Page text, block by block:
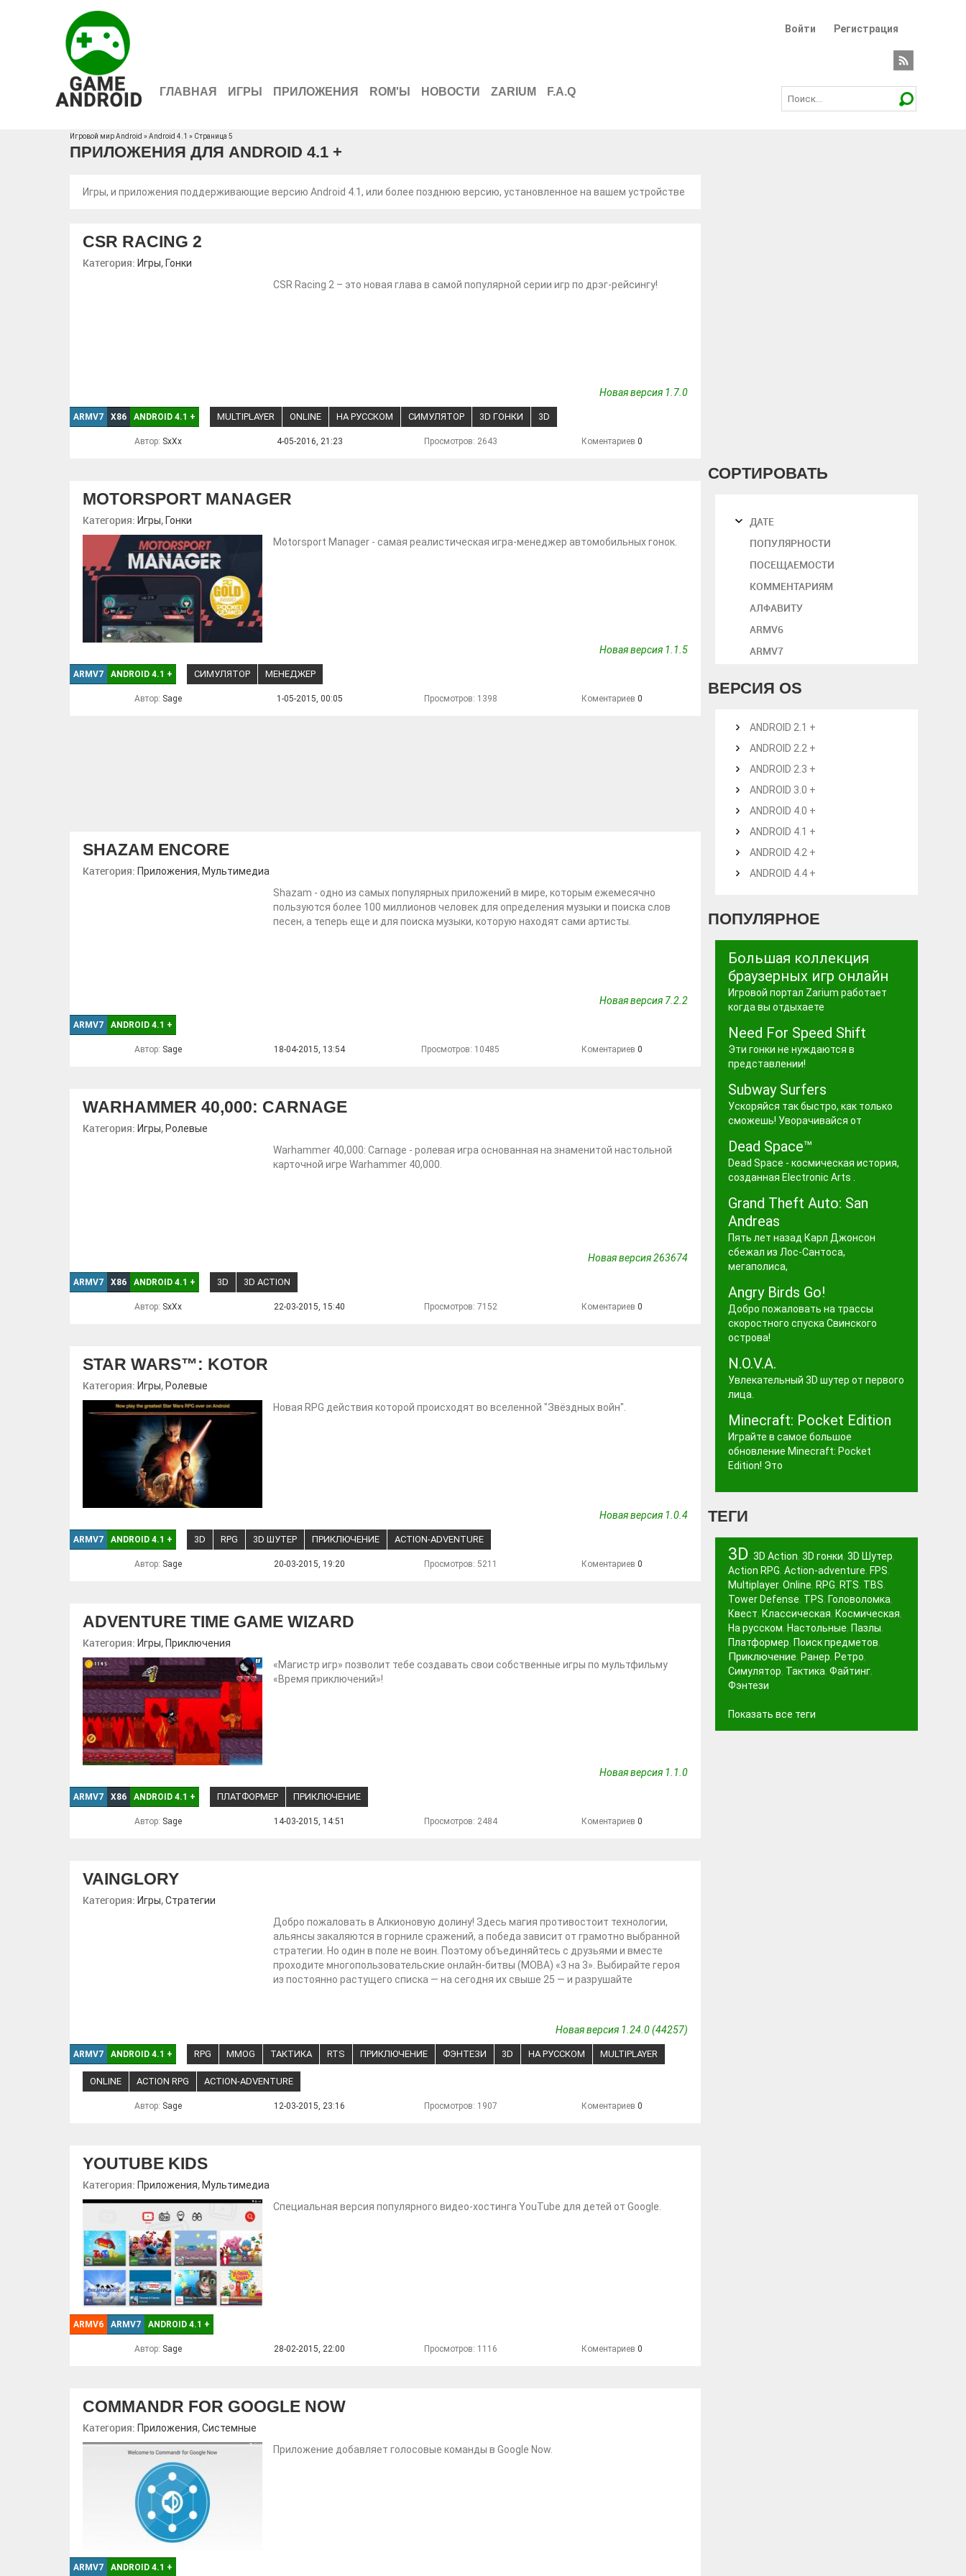
Войти Регистрация
ГЛАВНАЯ ИГРЫ ПРИЛОЖЕНИЯ ROM'Ы НОВОСТИ ZARIUM F.A.Q
Игровой мир Android » Android 4.1 » Страница 5
ПРИЛОЖЕНИЯ ДЛЯ ANDROID 4.1 +
Игры, и приложения поддерживающие версию Android 4.1, или более позднюю версию, установленное на вашем устройстве
CSR RACING 2
Категория: Игры, Гонки
CSR Racing 2 – это новая глава в самой популярной серии игр по дрэг-рейсингу!
Новая версия 1.7.0
ARMV7 X86 ANDROID 4.1 + MULTIPLAYER ONLINE НА РУССКОМ СИМУЛЯТОР 3D ГОНКИ 3D
Автор: SxXx 4-05-2016, 21:23 Просмотров: 2643 Коментариев 0
MOTORSPORT MANAGER
Категория: Игры, Гонки
Motorsport Manager - самая реалистическая игра-менеджер автомобильных гонок.
Новая версия 1.1.5
ARMV7 ANDROID 4.1 + СИМУЛЯТОР МЕНЕДЖЕР
Автор: Sage 1-05-2015, 00:05 Просмотров: 1398 Коментариев 0
SHAZAM ENCORE
Категория: Приложения, Мультимедиа
Shazam - одно из самых популярных приложений в мире, которым ежемесячно
пользуются более 100 миллионов человек для определения музыки и поиска слов
песен, а теперь еще и для поиска музыки, которую находят сами артисты.
Новая версия 7.2.2
ARMV7 ANDROID 4.1 +
Автор: Sage 18-04-2015, 13:54 Просмотров: 10485 Коментариев 0
WARHAMMER 40,000: CARNAGE
Категория: Игры, Ролевые
Warhammer 40,000: Carnage - ролевая игра основанная на знаменитой настольной
карточной игре Warhammer 40,000.
Новая версия 263674
ARMV7 X86 ANDROID 4.1 + 3D 3D ACTION
Автор: SxXx 22-03-2015, 15:40 Просмотров: 7152 Коментариев 0
STAR WARS™: KOTOR
Категория: Игры, Ролевые
Новая RPG действия которой происходят во вселенной "Звёздных войн".
Новая версия 1.0.4
ARMV7 ANDROID 4.1 + 3D RPG 3D ШУТЕР ПРИКЛЮЧЕНИЕ ACTION-ADVENTURE
Автор: Sage 20-03-2015, 19:20 Просмотров: 5211 Коментариев 0
ADVENTURE TIME GAME WIZARD
Категория: Игры, Приключения
«Магистр игр» позволит тебе создавать свои собственные игры по мультфильму
«Время приключений»!
Новая версия 1.1.0
ARMV7 X86 ANDROID 4.1 + ПЛАТФОРМЕР ПРИКЛЮЧЕНИЕ
Автор: Sage 14-03-2015, 14:51 Просмотров: 2484 Коментариев 0
VAINGLORY
Категория: Игры,Стратегии
Добро пожаловать в Алкионовую долину! Здесь магия противостоит технологии,
альянсы закаляются в горниле сражений, а победа зависит от грамотно выбранной
стратегии. Но один в поле не воин. Поэтому объединяйтесь с друзьями и вместе
проходите многопользовательские онлайн-битвы (MOBA) «3 на 3». Выбирайте героя
из постоянно растущего списка — на сегодня их свыше 25 — и разрушайте
Новая версия 1.24.0 (44257)
ARMV7 ANDROID 4.1 + RPG MMOG ТАКТИКА RTS ПРИКЛЮЧЕНИЕ ФЭНТЕЗИ 3D НА РУССКОМ MULTIPLAYER
ONLINE ACTION RPG ACTION-ADVENTURE
Автор: Sage 12-03-2015, 23:16 Просмотров: 1907 Коментариев 0
YOUTUBE KIDS
Категория: Приложения, Мультимедиа
Специальная версия популярного видео-хостинга YouTube для детей от Google.
ARMV6 ARMV7 ANDROID 4.1 +
Автор: Sage 28-02-2015, 22:00 Просмотров: 1116 Коментариев 0
COMMANDR FOR GOOGLE NOW
Категория: Приложения,Системные
Приложение добавляет голосовые команды в Google Now.
ARMV7 ANDROID 4.1 +
СОРТИРОВАТЬ
ДАТЕ
ПОПУЛЯРНОСТИ
ПОСЕЩАЕМОСТИ
КОММЕНТАРИЯМ
АЛФАВИТУ
ARMV6
ARMV7
ВЕРСИЯ OS
ANDROID 2.1 +
ANDROID 2.2 +
ANDROID 2.3 +
ANDROID 3.0 +
ANDROID 4.0 +
ANDROID 4.1 +
ANDROID 4.2 +
ANDROID 4.4 +
ПОПУЛЯРНОЕ
Большая коллекция
браузерных игр онлайн
Игровой портал Zarium работает
когда вы отдыхаете
Need For Speed Shift
Эти гонки не нуждаются в
представлении!
Subway Surfers
Ускоряйся так быстро, как только
сможешь! Уворачивайся от
Dead Space™
Dead Space - космическая история,
созданная Electronic Arts .
Grand Theft Auto: San
Andreas
Пять лет назад Карл Джонсон
сбежал из Лос-Сантоса,
мегаполиса,
Angry Birds Go!
Добро пожаловать на трассы
скоростного спуска Свинского
острова!
N.O.V.A.
Увлекательный 3D шутер от первого
лица.
Minecraft: Pocket Edition
Играйте в самое большое
обновление Minecraft: Pocket
Edition! Это
ТЕГИ
3D, 3D Action, 3D гонки, 3D Шутер,
Action RPG, Action-adventure, FPS,
Multiplayer, Online, RPG, RTS, TBS,
Tower Defense, TPS, Головоломка,
Квест, Классическая, Космическая,
На русском, Настольные, Пазлы,
Платформер, Поиск предметов,
Приключение, Ранер, Ретро,
Симулятор, Тактика, Файтинг,
Фэнтези
Показать все теги